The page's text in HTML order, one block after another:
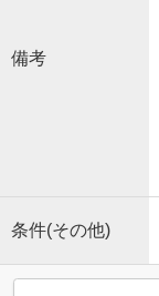
備考
条件(その他)